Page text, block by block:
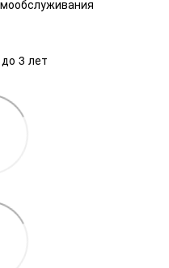
3 лет